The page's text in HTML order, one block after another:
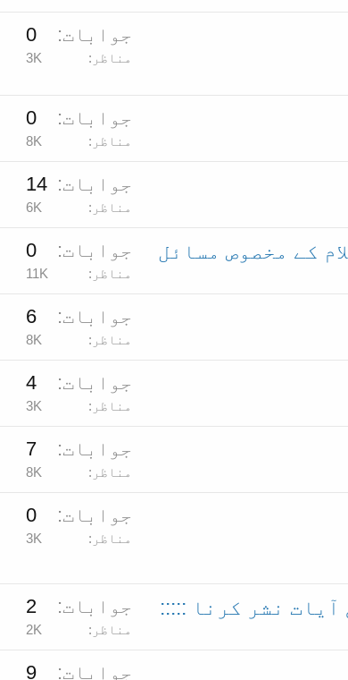
جوابات 0
مناظر 3K
جوابات 0
مناظر 8K
جوابات 14
مناظر 6K
کے مخصوص مسائل جوابات 0
مناظر 11K
جوابات 6
مناظر 8K
جوابات 4
مناظر 3K
جوابات 7
مناظر 8K
جوابات 0
مناظر 3K
نشر کرنا ::::: جوابات 2
مناظر 2K
جوابات 9